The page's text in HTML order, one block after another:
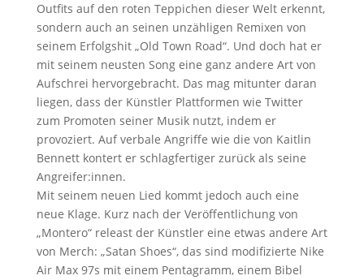
Outfits auf den roten Teppichen dieser Welt erkennt,
sondern auch an seinen unzähligen Remixen von
seinem Erfolgshit „Old Town Road“. Und doch hat er
mit seinem neusten Song eine ganz andere Art von
Aufschrei hervorgebracht. Das mag mitunter daran
liegen, dass der Künstler Plattformen wie Twitter
zum Promoten seiner Musik nutzt, indem er
provoziert. Auf verbale Angriffe wie die von Kaitlin
Bennett kontert er schlagfertiger zurück als seine
Angreifer:innen.
Mit seinem neuen Lied kommt jedoch auch eine
neue Klage. Kurz nach der Veröffentlichung von
„Montero“ releast der Künstler eine etwas andere Art
von Merch: „Satan Shoes“, das sind modifizierte Nike
Air Max 97s mit einem Pentagramm, einem Bibel